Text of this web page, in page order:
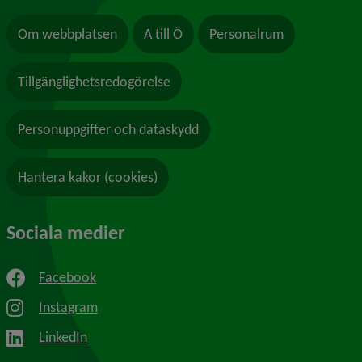
Om webbplatsen A till Ö Personalrum
Tillgänglighetsredogörelse
Personuppgifter och dataskydd
Hantera kakor (cookies)
Sociala medier
Facebook
Instagram
LinkedIn